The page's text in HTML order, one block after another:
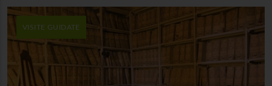
VISITE GUIDATE